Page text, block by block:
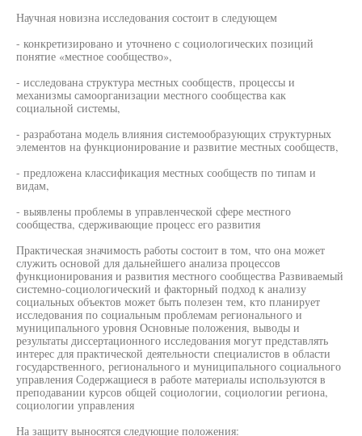
Научная новизна исследования состоит в следующем
- конкретизировано и уточнено с социологических позиций
понятие «местное сообщество»,
- исследована структура местных сообществ, процессы и
механизмы самоорганизации местного сообщества как
социальной системы,
- разработана модель влияния системообразующих структурных
элементов на функционирование и развитие местных сообществ,
- предложена классификация местных сообществ по типам и
видам,
- выявлены проблемы в управленческой сфере местного
сообщества, сдерживающие процесс его развития
Практическая значимость работы состоит в том, что она может
служить основой для дальнейшего анализа процессов
функционирования и развития местного сообщества Развиваемый
системно-социологический и факторный подход к анализу
социальных объектов может быть полезен тем, кто планирует
исследования по социальным проблемам регионального и
муниципального уровня Основные положения, выводы и
результаты диссертационного исследования могут представлять
интерес для практической деятельности специалистов в области
государственного, регионального и муниципального социального
управления Содержащиеся в работе материалы используются в
преподавании курсов общей социологии, социологии региона,
социологии управления
На защиту выносятся следующие положения: